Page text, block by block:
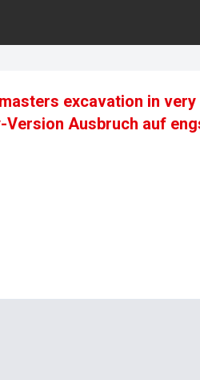
excavation in
Ausbruch auf